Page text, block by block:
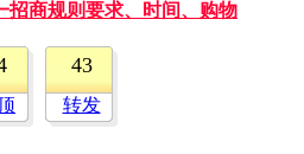
招商规则要求、时间、购物
43
转发